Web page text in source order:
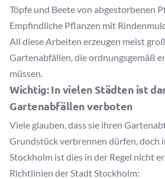
Töpfe und Beete von abgestorbenen
Empfindliche Pflanzen mit
All diese Arbeiten erzeugen meist
Gartenabfällen, die ordnungsgemäß
müssen.
Wichtig: In vielen Städten ist
Gartenabfällen verboten
Viele glauben, dass sie ihren
Grundstück verbrennen dürfen, doch
Stockholm ist dies in der Regel nicht
Richtlinien der Stadt Stockholm: